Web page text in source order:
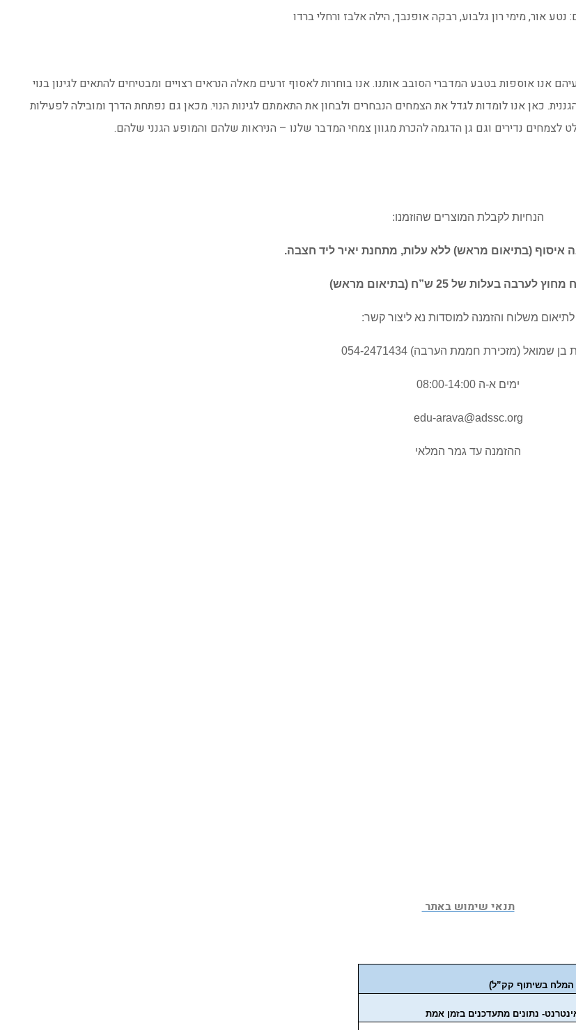
נטע אור, מימי רון גלבוע, רבקה אופנבך, הילה אלבז ורחלי ברדו
אנו אוספות בטבע המדברי הסובב אותנו. אנו בוחרות לאסוף זרעים מאלה הנראים רצויים ומבטיחים להתאים לגינון בנוי
כאן אנו לומדות לגדל את הצמחים הנבחרים ולבחון את התאמתם לגינות הנוי. מכאן גם נפתחת הדרך ומובילה לפעילות
לצמחים נדירים וגם גן הדגמה להכרת מגוון צמחי המדבר שלנו – הניראות שלהם והמופע הגנני שלהם.
הנחיות לקבלת המוצרים שהוזמנו:
איסוף (בתיאום מראש) ללא עלות, מתחנת יאיר ליד חצבה.
לערבה בעלות של 25 ש”ח (בתיאום מראש)
לתיאום משלוח והזמנה למוסדות נא ליצור קשר:
בן שמואל (מזכירת חממת הערבה) 054-2471434
ימים א-ה 08:00-14:00
edu-arava@adssc.org
ההזמנה עד גמר המלאי
תנאי שימוש באתר
המלח בשיתוף קק”ל)
נתונים מתעדכנים בזמן אמת